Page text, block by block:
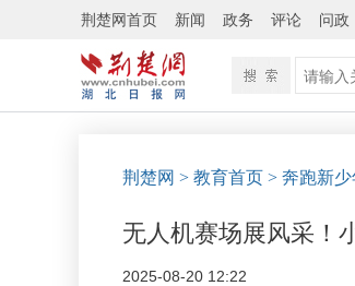
荆楚网首页 新闻 政务 评论 问政
荆楚网 > 教育首页 > 奔跑新少
无人机赛场展风采！
2025-08-20 12:22